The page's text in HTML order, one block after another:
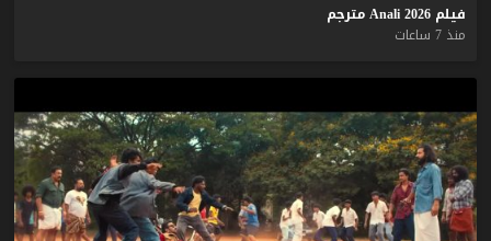
فيلم Anali 2026
مترجم
منذ 7 ساعات